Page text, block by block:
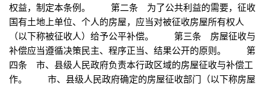
权益，制定本条例。 第二条 为了公共利益的需要，征收
国有土地上单位、个人的房屋，应当对被征收房屋所有权人
（以下称被征收人）给予公平补偿。 第三条 房屋征收与
补偿应当遵循决策民主、程序正当、结果公开的原则。 第
四条 市、县级人民政府负责本行政区域的房屋征收与补偿工
作。 市、县级人民政府确定的房屋征收部门（以下称房屋